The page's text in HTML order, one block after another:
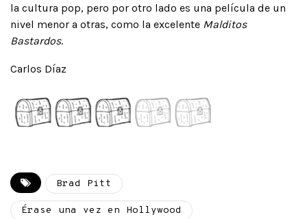
la cultura pop, pero por otro lado es una película de un
nivel menor a otras, como la excelente Malditos
Bastardos.
Carlos Díaz
Brad Pitt
Érase una vez en Hollywood